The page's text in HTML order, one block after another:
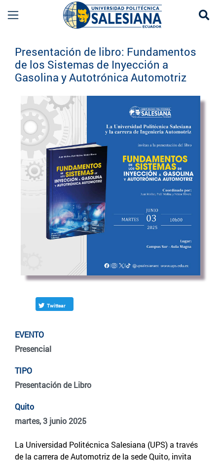
Presentación de libro: Fundamentos
de los Sistemas de Inyección a
Gasolina y Autotrónica Automotriz
Twittear
EVENTO
Presencial
TIPO
Presentación de Libro
Quito
martes, 3 junio 2025
La Universidad Politécnica Salesiana (UPS) a través
de la carrera de Automotriz de la sede Quito, invita